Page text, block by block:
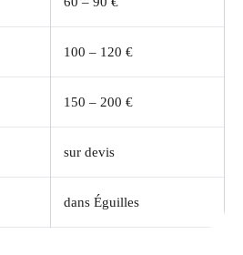
100 – 120 €
150 – 200 €
sur devis
dans Éguilles